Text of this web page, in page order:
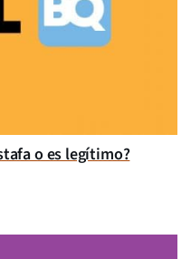
o es legítimo?